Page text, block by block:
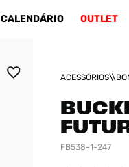
CALENDÁRIO OUTLET
ACESSÓRIOS
FB538-1-247